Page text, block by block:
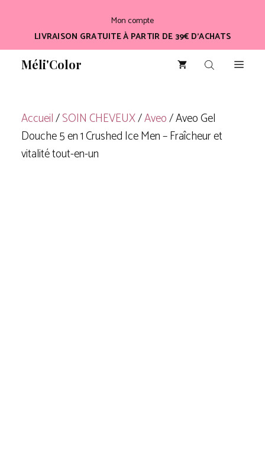
contenu
Mon compte
LIVRAISON GRATUITE À PARTIR DE 39€ D’ACHATS
Méli'Color
Accueil/SOIN CHEVEUX/Aveo/ Aveo Gel
Douche 5 en 1 Crushed Ice Men – Fraîcheur et
vitalité tout-en-un